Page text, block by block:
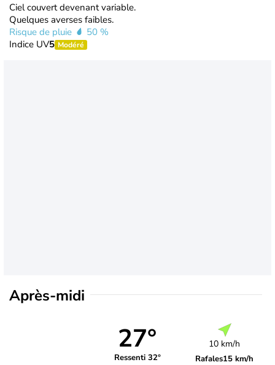
Ciel couvert devenant variable.
Quelques averses faibles.
Risque de pluie
50 %
Indice UV5 Modéré
Après-midi
27°
Ressenti 32°
10 km/h
Rafales15 km/h